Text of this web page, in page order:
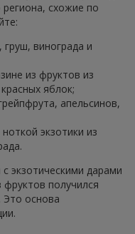
схожие по
груш, винограда и
из фруктов из
яблок;
апельсинов,
экзотики из
экзотическими дарами
получился
Это основа